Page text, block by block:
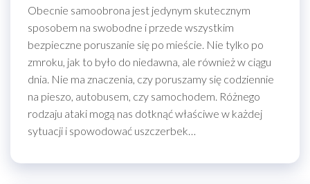
Obecnie samoobrona jest jedynym skutecznym
sposobem na swobodne i przede wszystkim
bezpieczne poruszanie się po mieście. Nie tylko po
zmroku, jak to było do niedawna, ale również w ciągu
dnia. Nie ma znaczenia, czy poruszamy się codziennie
na pieszo, autobusem, czy samochodem. Różnego
rodzaju ataki mogą nas dotknąć właściwe w każdej
sytuacji i spowodować uszczerbek…